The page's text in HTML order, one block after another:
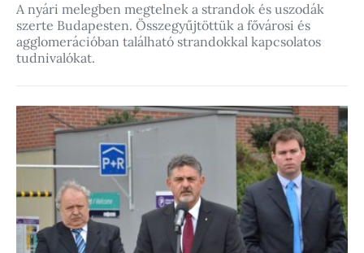
A nyári melegben megtelnek a strandok és uszodák
szerte Budapesten. Összegyűjtöttük a fővárosi és
agglomerációban található strandokkal kapcsolatos
tudnivalókat.